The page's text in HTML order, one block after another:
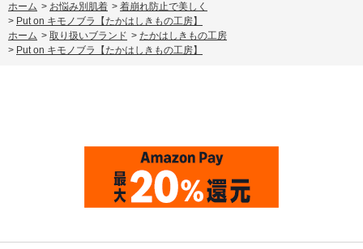
ホーム > お悩み別肌着 > 着崩れ防止で美しく
> Put on キモノブラ【たかはしきもの工房】
ホーム > 取り扱いブランド > たかはしきもの工房
> Put on キモノブラ【たかはしきもの工房】